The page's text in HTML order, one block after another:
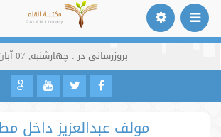
بروزرسانی در : چهارشنبه, 07 آبان 1399
مولف عبدالعزیز داخل